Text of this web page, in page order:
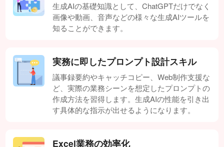
生成AIの基礎知識として、ChatGPTだけでなく
画像や動画、音声などの様々な生成AIツールを
知ることができます。
実務に即したプロンプト設計スキル
議事録要約やキャッチコピー、Web制作支援な
ど、実際の業務シーンを想定したプロンプトの
作成方法を習得します。生成AIの性能を引き出
す具体的な指示が出せるようになります。
Excel業務の効率化